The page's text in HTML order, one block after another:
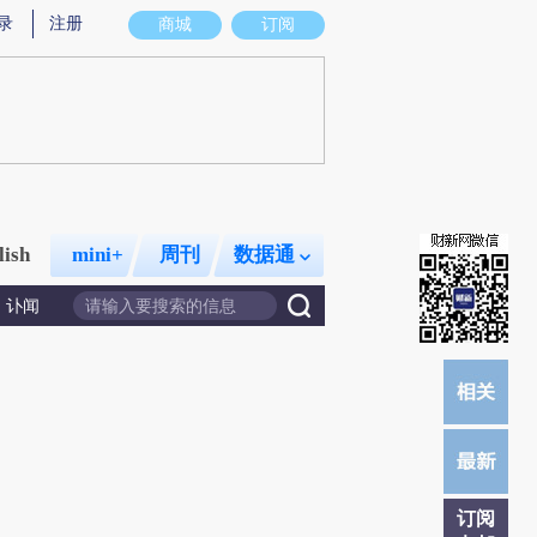
商城 订阅
注册
mini+ 周刊 数据通
讣闻
订阅